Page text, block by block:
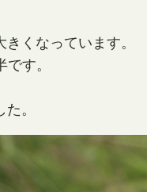
くなっています。
す。
。